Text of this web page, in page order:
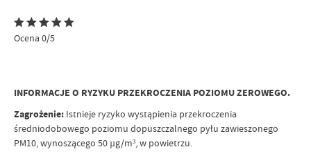
Ocena 0/5
INFORMACJE O RYZYKU PRZEKROCZENIA POZIOMU ZEROWEGO.
Zagrożenie: Istnieje ryzyko wystąpienia przekroczenia
średniodobowego poziomu dopuszczalnego pyłu zawieszonego
PM10, wynoszącego 50 µg/m³, w powietrzu.